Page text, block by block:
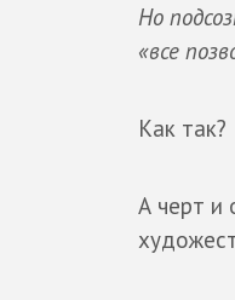
Но
«все
Как так?
А черт и